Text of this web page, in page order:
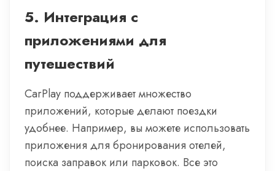
5. Интеграция с
приложениями для
путешествий
CarPlay поддерживает множество
приложений, которые делают поездки
удобнее. Например, вы можете использовать
приложения для бронирования отелей,
поиска заправок или парковок. Все это